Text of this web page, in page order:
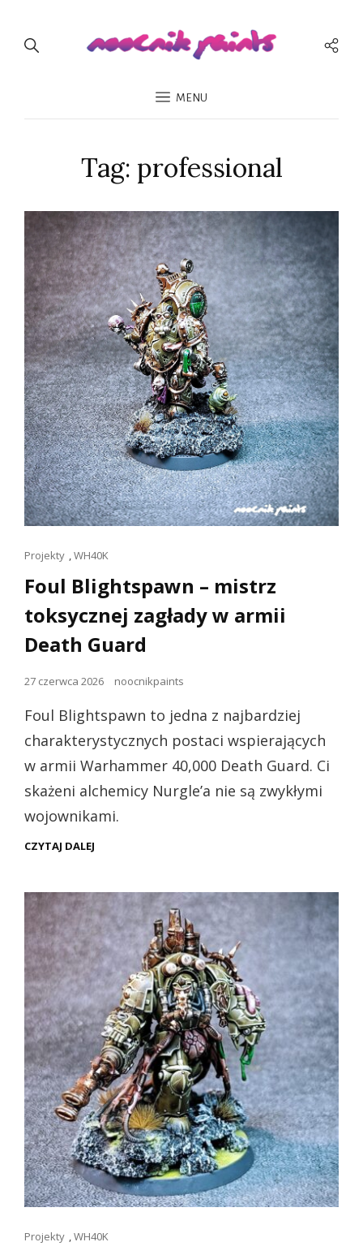
MENU
Tag: professional
Linki
kotów
Projekty ,WH40K
Foul Blightspawn – mistrz
toksycznej zagłady w armii
Death Guard
Opublikowano
27 czerwca 2026 noocnikpaints
Foul Blightspawn to jedna z najbardziej
charakterystycznych postaci wspierających
w armii Warhammer 40,000 Death Guard. Ci
skażeni alchemicy Nurgle’a nie są zwykłymi
wojownikami.
CZYTAJ DALEJ
TOKSYCZNEJ
ZAGŁADY
W
ARMII
DEATH
GUARD
Linki
Projekty ,WH40K